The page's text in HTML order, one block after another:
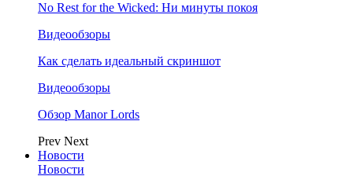
No Rest for the Wicked: Ни минуты покоя
Видеообзоры
Как сделать идеальный скриншот
Видеообзоры
Обзор Manor Lords
Prev Next
Новости
Новости